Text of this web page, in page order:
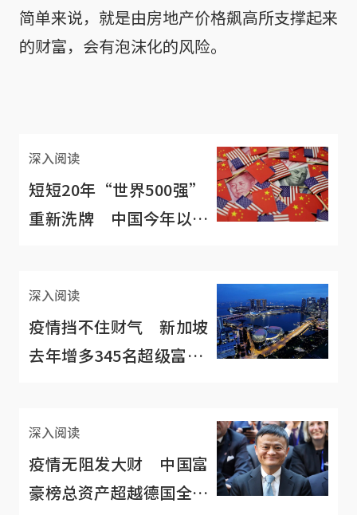
简单来说，就是由房地产价格飙高所支撑起来
的财富，会有泡沫化的风险。
深入阅读
短短20年“世界500强”
重新洗牌 中国今年以量
深入阅读
疫情挡不住财气 新加坡
去年增多345名超级富
深入阅读
疫情无阻发大财 中国富
豪榜总资产超越德国全年